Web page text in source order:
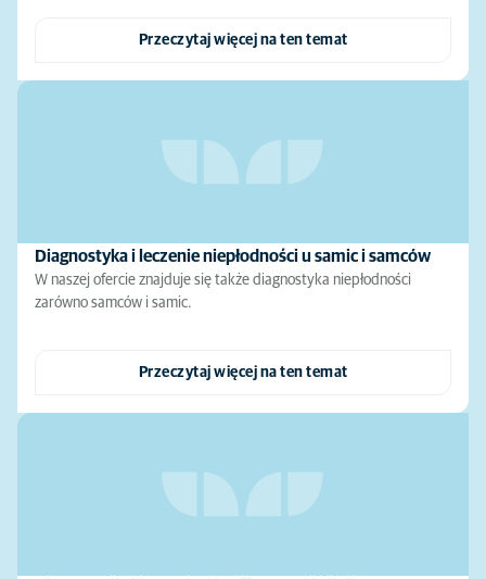
Przeczytaj więcej na ten temat
Diagnostyka i leczenie niepłodności u samic i samców
W naszej ofercie znajduje się także diagnostyka niepłodności
zarówno samców i samic.
Przeczytaj więcej na ten temat